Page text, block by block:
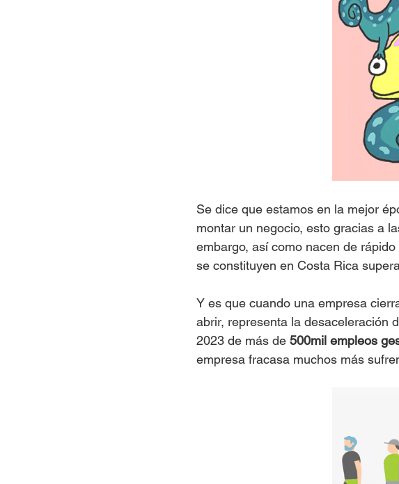
Se dice que estamos en la mejor
montar un negocio, esto gracias a
embargo, así como nacen de
se constituyen en Costa Rica
Y es que cuando una empresa
abrir, representa la desaceleración
2023 de más de 500mil empleos
empresa fracasa muchos más